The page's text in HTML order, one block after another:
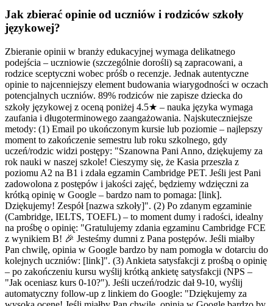
Jak zbierać opinie od uczniów i rodziców szkoły
językowej?
Zbieranie opinii w branży edukacyjnej wymaga delikatnego
podejścia – uczniowie (szczególnie dorośli) są zapracowani, a
rodzice sceptyczni wobec próśb o recenzje. Jednak autentyczne
opinie to najcenniejszy element budowania wiarygodności w oczach
potencjalnych uczniów. 89% rodziców nie zapisze dziecka do
szkoły językowej z oceną poniżej 4.5★ – nauka języka wymaga
zaufania i długoterminowego zaangażowania. Najskuteczniejsze
metody: (1) Email po ukończonym kursie lub poziomie – najlepszy
moment to zakończenie semestru lub roku szkolnego, gdy
uczeń/rodzic widzi postępy: "Szanowna Pani Anno, dziękujemy za
rok nauki w naszej szkole! Cieszymy się, że Kasia przeszła z
poziomu A2 na B1 i zdała egzamin Cambridge PET. Jeśli jest Pani
zadowolona z postępów i jakości zajęć, będziemy wdzięczni za
krótką opinię w Google – bardzo nam to pomaga: [link].
Dziękujemy! Zespół [nazwa szkoły]". (2) Po zdanym egzaminie
(Cambridge, IELTS, TOEFL) – to moment dumy i radości, idealny
na prośbę o opinię: "Gratulujemy zdania egzaminu Cambridge FCE
z wynikiem B! 🎉 Jesteśmy dumni z Pana postępów. Jeśli miałby
Pan chwilę, opinia w Google bardzo by nam pomogła w dotarciu do
kolejnych uczniów: [link]". (3) Ankieta satysfakcji z prośbą o opinię
– po zakończeniu kursu wyślij krótką ankietę satysfakcji (NPS –
"Jak oceniasz kurs 0-10?"). Jeśli uczeń/rodzic dał 9-10, wyślij
automatyczny follow-up z linkiem do Google: "Dziękujemy za